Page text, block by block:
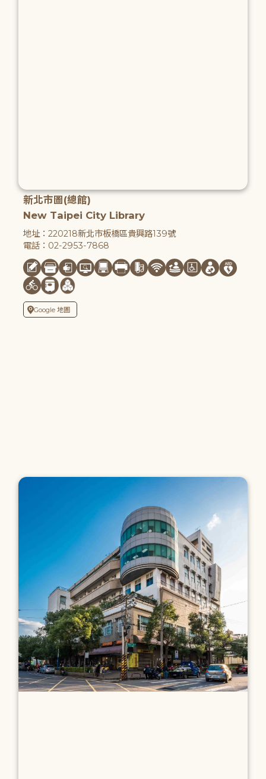
新北市圖(總館)
New Taipei City Library
地址：220218新北市板橋區貴興路139號
電話：02-2953-7868
Google 地圖